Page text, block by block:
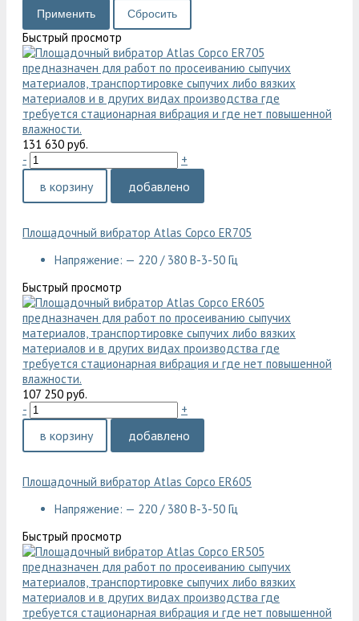
Быстрый просмотр
131 630 руб.
-
+
в корзину добавлено
Площадочный вибратор Atlas Copco ER705
Напряжение: — 220 / 380 В-3-50 Гц
Быстрый просмотр
107 250 руб.
-
+
в корзину добавлено
Площадочный вибратор Atlas Copco ER605
Напряжение: — 220 / 380 В-3-50 Гц
Быстрый просмотр